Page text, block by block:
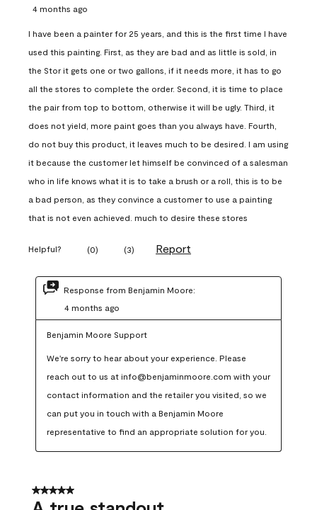
4 months ago
I have been a painter for 25 years, and this is the first time I have
used this painting. First, as they are bad and as little is sold, in
the Stor it gets one or two gallons, if it needs more, it has to go
all the stores to complete the order. Second, it is time to place
the pair from top to bottom, otherwise it will be ugly. Third, it
does not yield, more paint goes than you always have. Fourth,
do not buy this product, it leaves much to be desired. I am using
it because the customer let himself be convinced of a salesman
who in life knows what it is to take a brush or a roll, this is to be
a bad person, as they convince a customer to use a painting
that is not even achieved. much to desire these stores
Helpful? (0) (3) Report
Response from Benjamin Moore:
4 months ago
Benjamin Moore Support
We're sorry to hear about your experience. Please
reach out to us at info@benjaminmoore.com with your
contact information and the retailer you visited, so we
can put you in touch with a Benjamin Moore
representative to find an appropriate solution for you.
5 out of 5 stars.